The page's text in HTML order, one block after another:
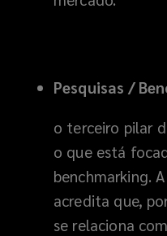
Pesquisas /
o terceiro pilar
o que está
benchmarking.
acredita que,
se relaciona